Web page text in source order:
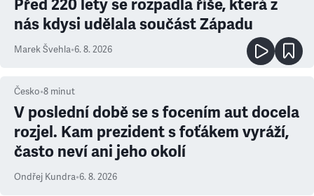
Před 220 lety se rozpadla říše, která z
nás kdysi udělala součást Západu
Marek Švehla•6. 8. 2026
Česko•8 minut
V poslední době se s focením aut docela
rozjel. Kam prezident s foťákem vyráží,
často neví ani jeho okolí
Ondřej Kundra•6. 8. 2026